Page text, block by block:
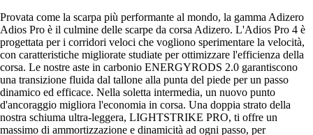
Provata come la scarpa più performante al mondo, la gamma Adizero
Adios Pro è il culmine delle scarpe da corsa Adizero. L'Adios Pro 4 è
progettata per i corridori veloci che vogliono sperimentare la velocità,
con caratteristiche migliorate studiate per ottimizzare l'efficienza della
corsa. Le nostre aste in carbonio ENERGYRODS 2.0 garantiscono
una transizione fluida dal tallone alla punta del piede per un passo
dinamico ed efficace. Nella soletta intermedia, un nuovo punto
d'ancoraggio migliora l'economia in corsa. Una doppia strato della
nostra schiuma ultra-leggera, LIGHTSTRIKE PRO, ti offre un
massimo di ammortizzazione e dinamicità ad ogni passo, per